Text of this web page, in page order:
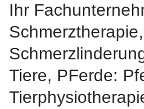
Ihr
Schmerztherapie,
Tiere, PFerde: